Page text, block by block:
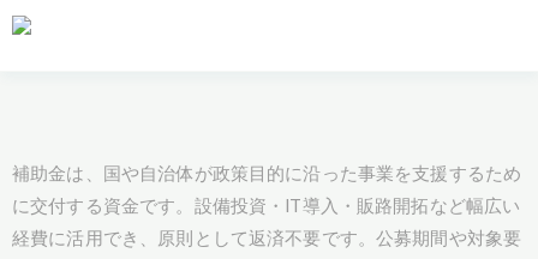
補助金は、国や自治体が政策目的に沿った事業を支援するため
に交付する資金です。設備投資・IT導入・販路開拓など幅広い
経費に活用でき、原則として返済不要です。公募期間や対象要